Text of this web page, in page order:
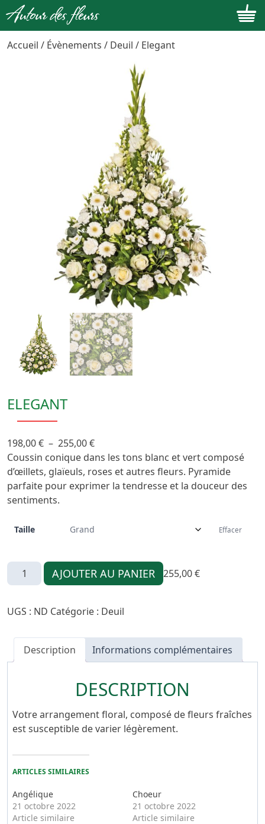
Skip to content
Accueil / Évènements / Deuil / Elegant
ELEGANT
198,00€ – 255,00€Plage
de
prix :
198,00 €
Coussin conique dans les tons blanc et vert composé
d’œillets, glaïeuls, roses et autres fleurs. Pyramide
parfaite pour exprimer la tendresse et la douceur des
sentiments.
Taille Effacer
255,00€
quantité
AJOUTER AU PANIER
UGS : ND Catégorie : Deuil
Description Informations complémentaires
DESCRIPTION
Votre arrangement floral, composé de fleurs fraîches
est susceptible de varier légèrement.
ARTICLES SIMILAIRES
Angélique
21 octobre 2022
Article similaire
Choeur
21 octobre 2022
Article similaire